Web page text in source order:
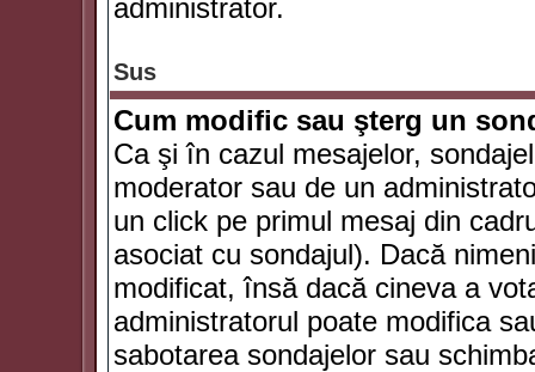
administrator.
Sus
Cum modific sau şterg un
Ca şi în cazul mesajelor,
moderator sau de un
un click pe primul mesaj din
asociat cu sondajul). Dacă
modificat, însă dacă cineva a
administratorul poate modifica
sabotarea sondajelor sau